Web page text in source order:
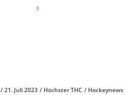
21. Juli 2023 Höchster THC Hockeynews